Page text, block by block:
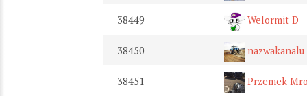
38449 Welormit D
38450 nazwakanalu
38451 Przemek